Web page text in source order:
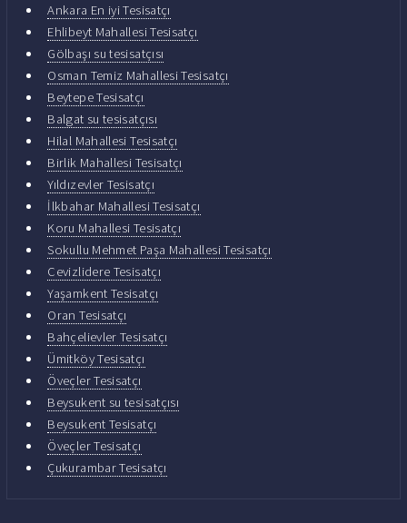
Ankara En iyi Tesisatçı
Ehlibeyt Mahallesi Tesisatçı
Gölbaşı su tesisatçısı
Osman Temiz Mahallesi Tesisatçı
Beytepe Tesisatçı
Balgat su tesisatçısı
Hilal Mahallesi Tesisatçı
Birlik Mahallesi Tesisatçı
Yıldızevler Tesisatçı
İlkbahar Mahallesi Tesisatçı
Koru Mahallesi Tesisatçı
Sokullu Mehmet Paşa Mahallesi Tesisatçı
Cevizlidere Tesisatçı
Yaşamkent Tesisatçı
Oran Tesisatçı
Bahçelievler Tesisatçı
Ümitköy Tesisatçı
Öveçler Tesisatçı
Beysukent su tesisatçısı
Beysukent Tesisatçı
Öveçler Tesisatçı
Çukurambar Tesisatçı